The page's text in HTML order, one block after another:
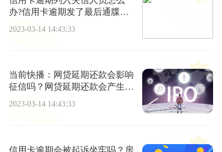
办?信用卡逾期发了最后通牒怎
么办?_实时焦点
2023-03-14 14:43:33
当前快播：网贷延期还款会影响
征信吗？网贷延期还款会产生什
么效果？
2023-03-14 14:43:33
信用卡逾期会被起诉坐牢吗？房